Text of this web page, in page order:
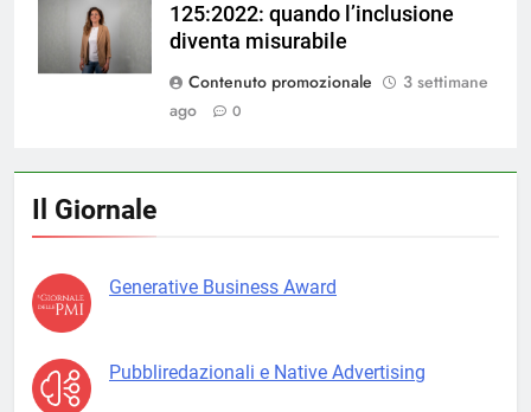
125:2022: quando l’inclusione
diventa misurabile
Contenuto promozionale
3 settimane
ago
0
Il Giornale
Generative Business Award
Pubbliredazionali e Native Advertising